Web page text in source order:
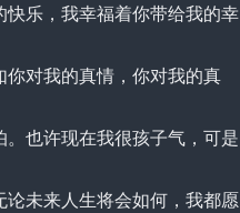
乐，我幸福着你带给我的幸
对我的真情，你对我的真
也许现在我很孩子气，可是
未来人生将会如何，我都愿